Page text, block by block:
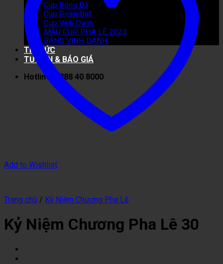
Cup Bóng Đá
Cúp PickleBall
Cup Vinh Danh
MẪU CUP PHA LÊ 2023
BẢNG VINH DANH
TIN TỨC
TƯ VẤN & BÁO GIÁ
Hotline: 0888 40 8000
Add to Wishlist
Trang chủ / Kỷ Niệm Chương Pha Lê
Kỷ Niệm Chương Pha Lê 30